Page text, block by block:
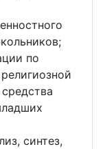
по
синтез,